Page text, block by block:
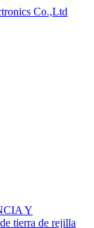
Y
tierra de rejilla